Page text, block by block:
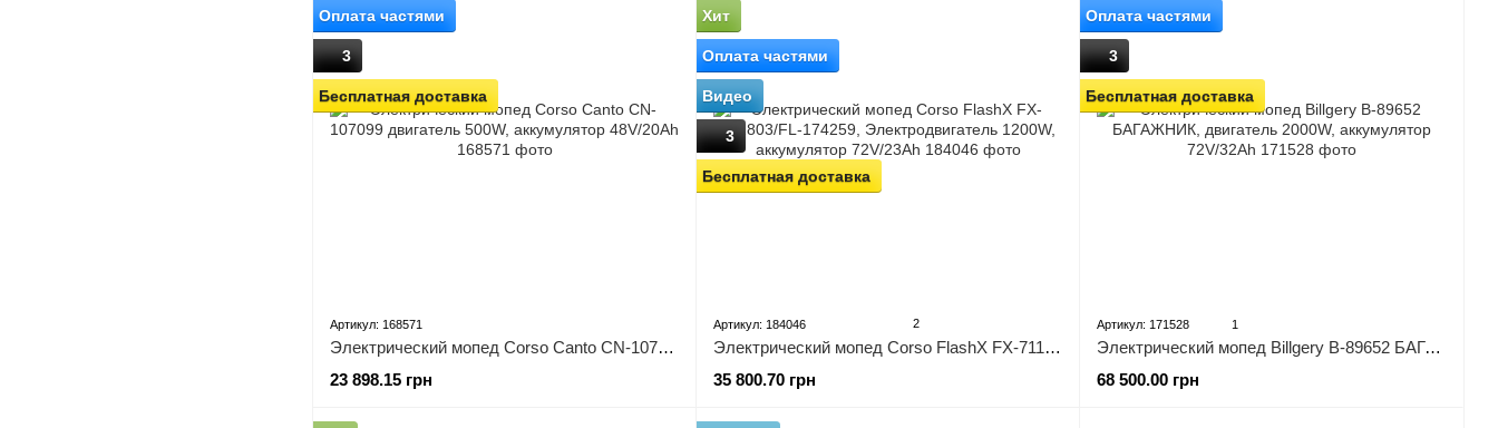
Оплата частями
3
Бесплатная доставка
Артикул: 168571
Электрический мопед Corso Canto CN-107099 двигатель 500W, аккумулятор 48V/20Ah
23 898.15 грн
Хит
Оплата частями
Видео
3
Бесплатная доставка
Артикул: 184046 2
Электрический мопед Corso FlashX FX-711803/FL-174259, Электродвигатель 1200W, аккумулятор 72V/23Ah
35 800.70 грн
Оплата частями
3
Бесплатная доставка
Артикул: 171528 1
Электрический мопед Billgery B-89652 БАГАЖНИК, двигатель 2000W, аккумулятор 72V/32Ah
68 500.00 грн